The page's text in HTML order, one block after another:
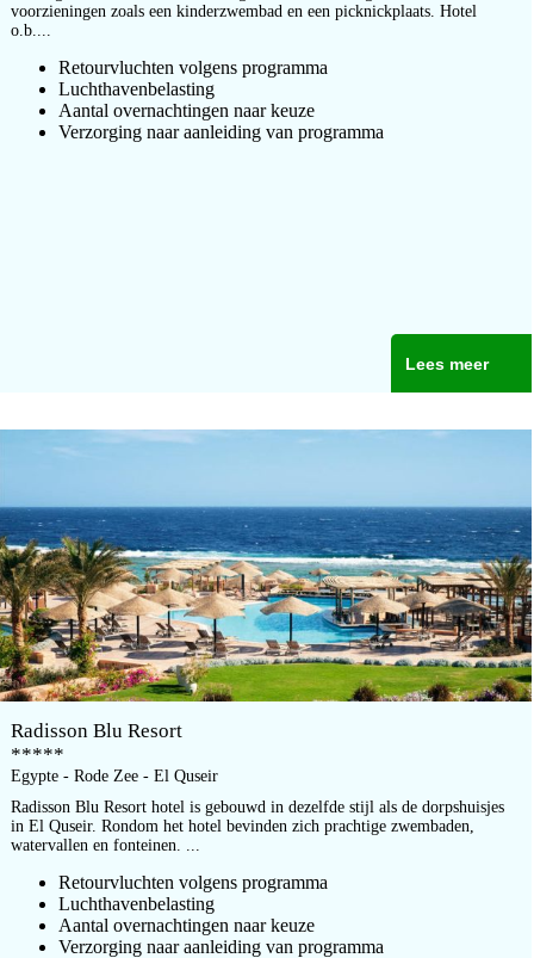
voorzieningen zoals een kinderzwembad en een picknickplaats. Hotel
o.b....
Retourvluchten volgens programma
Luchthavenbelasting
Aantal overnachtingen naar keuze
Verzorging naar aanleiding van programma
Lees meer
Radisson Blu Resort
*****
Egypte - Rode Zee - El Quseir
Radisson Blu Resort hotel is gebouwd in dezelfde stijl als de dorpshuisjes
in El Quseir. Rondom het hotel bevinden zich prachtige zwembaden,
watervallen en fonteinen. ...
Retourvluchten volgens programma
Luchthavenbelasting
Aantal overnachtingen naar keuze
Verzorging naar aanleiding van programma